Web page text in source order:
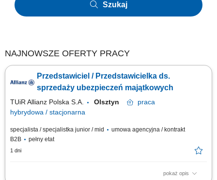
Szukaj
NAJNOWSZE OFERTY PRACY
Przedstawiciel / Przedstawicielka ds.
sprzedaży ubezpieczeń majątkowych
TUiR Allianz Polska S.A. Olsztyn
praca
hybrydowa / stacjonarna
specjalista / specjalistka junior / mid
umowa agencyjna / kontrakt
B2B
pełny etat
1 dni
pokaż opis